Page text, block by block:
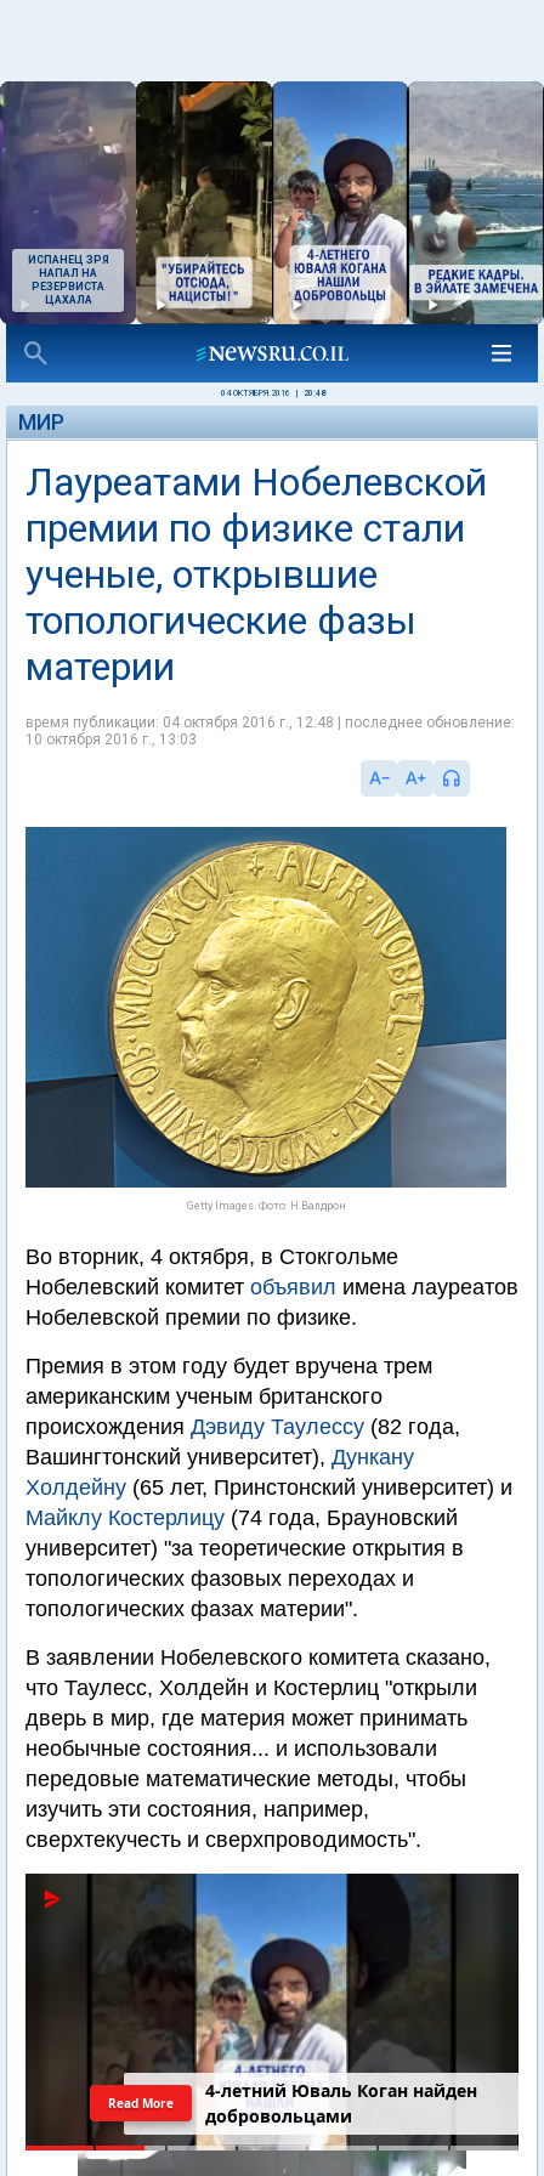
ИСПАНЕЦ ЗРЯ
НАПАЛ НА
РЕЗЕРВИСТА
ЦАХАЛА
04 ОКТЯБРЯ 2016 20:48
МИР
Лауреатами Нобелевской
премии по физике стали
ученые, открывшие
топологические фазы
материи
время публикации: 04 октября 2016 г., 12:48 | последнее обновление:
10 октября 2016 г., 13:03
Getty Images. Фото: Н.Валдрон
Во вторник, 4 октября, в Стокгольме
Нобелевский комитет объявил имена лауреатов
Нобелевской премии по физике.
Премия в этом году будет вручена трем
американским ученым британского
происхождения Дэвиду Таулессу (82 года,
Вашингтонский университет), Дункану
Холдейну (65 лет, Принстонский университет) и
Майклу Костерлицу (74 года, Брауновский
университет) "за теоретические открытия в
топологических фазовых переходах и
топологических фазах материи".
В заявлении Нобелевского комитета сказано,
что Таулесс, Холдейн и Костерлиц "открыли
дверь в мир, где материя может принимать
необычные состояния... и использовали
передовые математические методы, чтобы
изучить эти состояния, например,
сверхтекучесть и сверхпроводимость".
4-летний Юваль Коган найден
добровольцами
Read More